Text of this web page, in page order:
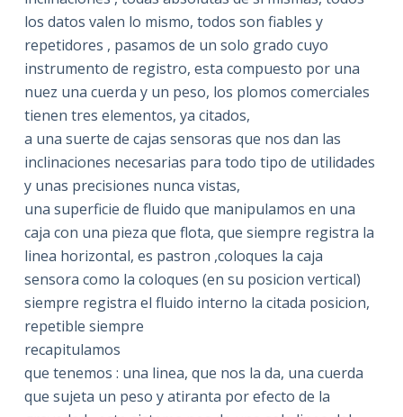
los datos valen lo mismo, todos son fiables y
repetidores , pasamos de un solo grado cuyo
instrumento de registro, esta compuesto por una
nuez una cuerda y un peso, los plomos comerciales
tienen tres elementos, ya citados,
a una suerte de cajas sensoras que nos dan las
inclinaciones necesarias para todo tipo de utilidades
y unas precisiones nunca vistas,
una superficie de fluido que manipulamos en una
caja con una pieza que flota, que siempre registra la
linea horizontal, es pastron ,coloques la caja
sensora como la coloques (en su posicion vertical)
siempre registra el fluido interno la citada posicion,
repetible siempre
recapitulamos
que tenemos : una linea, que nos la da, una cuerda
que sujeta un peso y atiranta por efecto de la